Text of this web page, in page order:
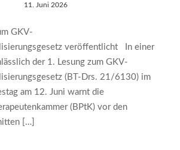
11. Juni 2026
GKV-
veröffentlicht In einer
der 1. Lesung zum GKV-
(BT-Drs. 21/6130) im
am 12. Juni warnt die
(BPtK) vor den
[…]